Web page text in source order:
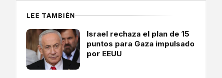
LEE TAMBIÉN
Israel rechaza el plan de 15
puntos para Gaza impulsado
por EEUU